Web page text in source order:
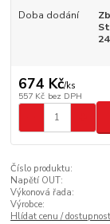
Doba dodání
674 Kč/ks
557 Kč bez DPH
Číslo produktu:
Napětí OUT:
Výkonová řada:
Výrobce:
Hlídat cenu / dostupnost